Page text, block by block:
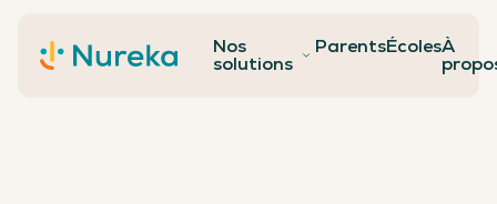
Nos
solutions
ParentsÉcolesÀ
Contact